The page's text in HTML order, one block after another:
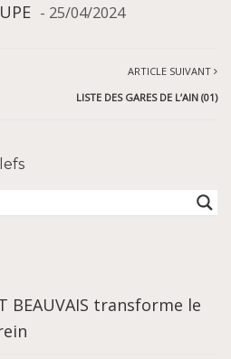
- 25/04/2024
ARTICLE SUIVANT
LISTE DES GARES DE L’AIN (01)
BEAUVAIS transforme le